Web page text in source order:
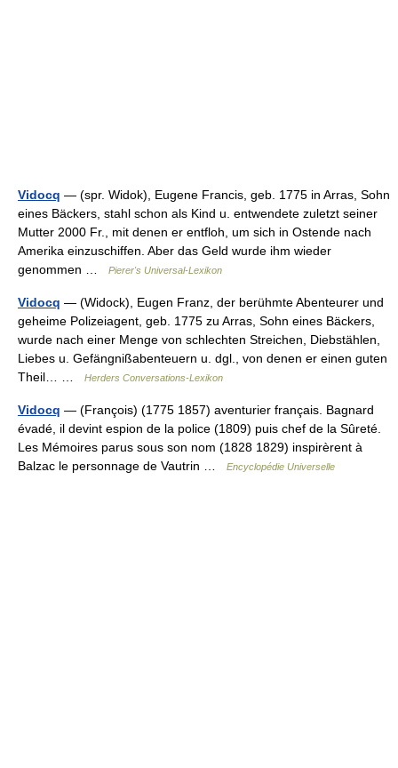
Vidocq — (spr. Widok), Eugene Francis, geb. 1775 in Arras, Sohn
eines Bäckers, stahl schon als Kind u. entwendete zuletzt seiner
Mutter 2000 Fr., mit denen er entfloh, um sich in Ostende nach
Amerika einzuschiffen. Aber das Geld wurde ihm wieder
genommen …
Pierer's Universal-Lexikon
Vidocq — (Widock), Eugen Franz, der berühmte Abenteurer und
geheime Polizeiagent, geb. 1775 zu Arras, Sohn eines Bäckers,
wurde nach einer Menge von schlechten Streichen, Diebstählen,
Liebes u. Gefängnißabenteuern u. dgl., von denen er einen guten
Theil… …
Herders Conversations-Lexikon
Vidocq — (François) (1775 1857) aventurier français. Bagnard
évadé, il devint espion de la police (1809) puis chef de la Sûreté.
Les Mémoires parus sous son nom (1828 1829) inspirèrent à
Balzac le personnage de Vautrin …
Encyclopédie Universelle